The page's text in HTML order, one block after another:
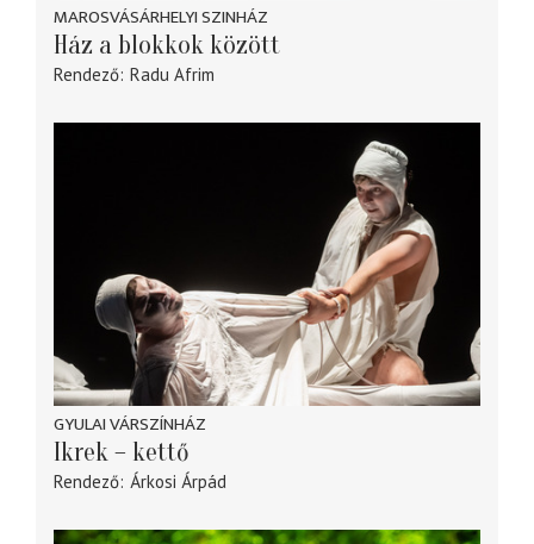
MAROSVÁSÁRHELYI SZINHÁZ
Ház a blokkok között
Rendező Radu Afrim
GYULAI VÁRSZÍNHÁZ
Ikrek – kettő
Rendező Árkosi Árpád